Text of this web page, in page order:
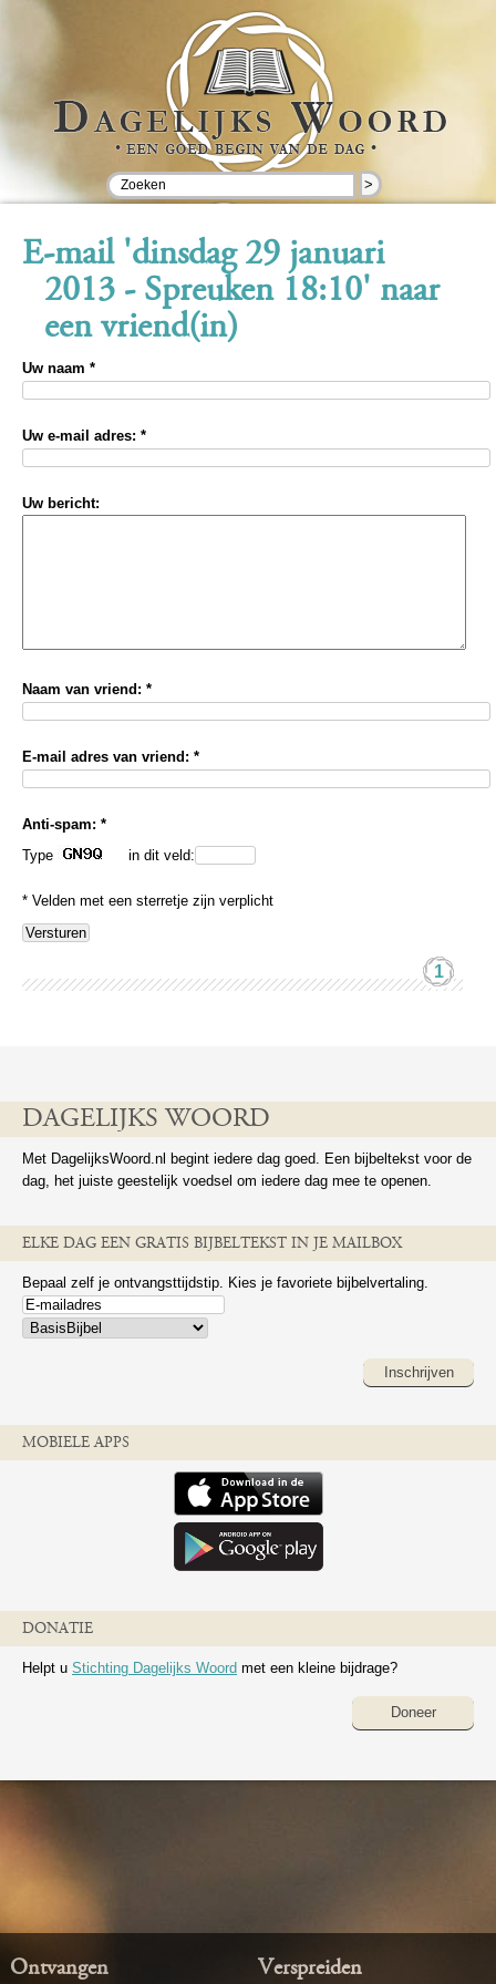
>
E-mail 'dinsdag 29 januari
2013 - Spreuken 18:10' naar
een vriend(in)
Uw naam *
Uw e-mail adres: *
Uw bericht:
Naam van vriend: *
E-mail adres van vriend: *
Anti-spam: *
Type
in dit veld:
* Velden met een sterretje zijn verplicht
1
DAGELIJKS WOORD
Met DagelijksWoord.nl begint iedere dag goed. Een bijbeltekst voor de
dag, het juiste geestelijk voedsel om iedere dag mee te openen.
ELKE DAG EEN GRATIS BIJBELTEKST IN JE MAILBOX
Bepaal zelf je ontvangsttijdstip. Kies je favoriete bijbelvertaling.
Inschrijven
MOBIELE APPS
DONATIE
Helpt u Stichting Dagelijks Woord met een kleine bijdrage?
Doneer
Ontvangen Verspreiden